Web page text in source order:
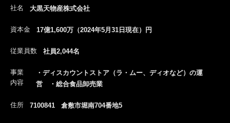
社名 大黒天物産株式会社
資本金 17億1,600万（2024年5月31日現在）円
従業員数 社員2,044名
事業
内容
・ディスカウントストア（ラ・ムー、ディオなど）の運
営 ・総合食品卸売業
住所 7100841 倉敷市堀南704番地5